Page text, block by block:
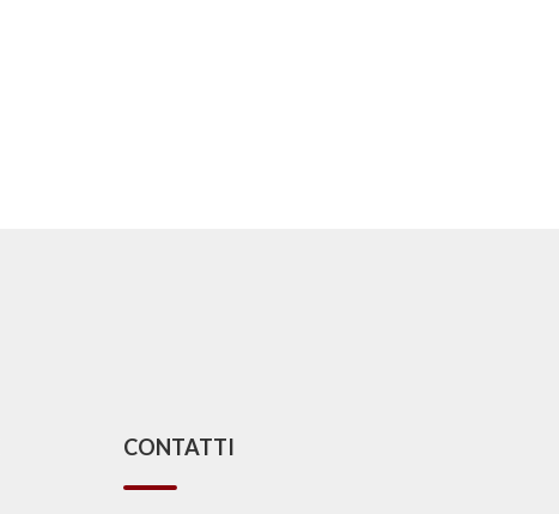
CONTATTI